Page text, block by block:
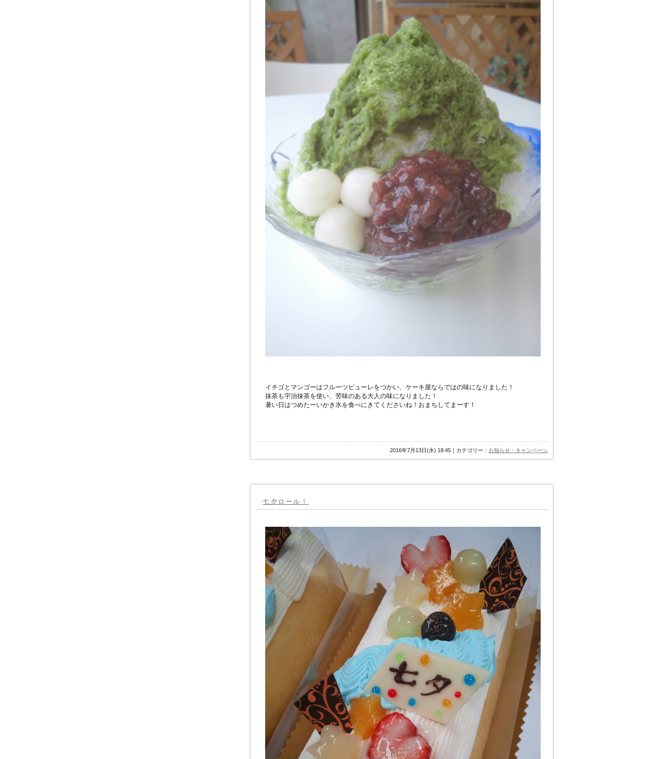
イチゴとマンゴーはフルーツピューレをつかい、ケーキ屋ならではの味になりました！
抹茶も宇治抹茶を使い、苦味のある大人の味になりました！
暑い日はつめたーいかき氷を食べにきてくださいね！おまちしてまーす！
2016年7月13日(水) 18:45｜カテゴリー： お知らせ・キャンペーン
七夕ロール！